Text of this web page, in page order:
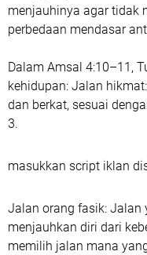
menjauhinya agar tidak
perbedaan mendasar
Dalam Amsal 4:10–11,
kehidupan: Jalan
dan berkat, sesuai
3.
masukkan script iklan
Jalan orang fasik: Jalan
menjauhkan diri dari
memilih jalan mana